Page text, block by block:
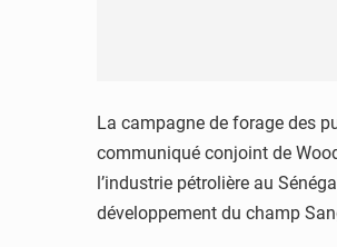
La campagne de forage des
communiqué conjoint de
l’industrie pétrolière au
développement du champ